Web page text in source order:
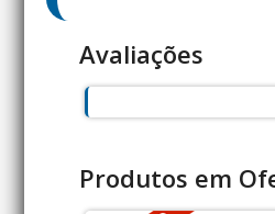
Avaliações
Produtos em